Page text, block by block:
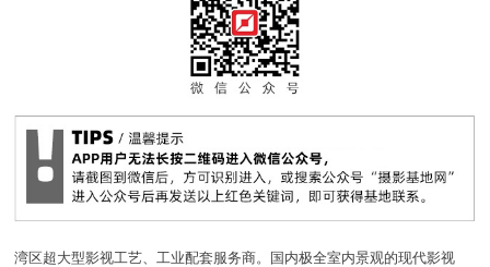
湾区超大型影视工艺、工业配套服务商。国内极全室内景观的现代影视